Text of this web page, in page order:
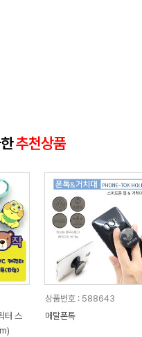
추천상품
터 스
상품번호 : 588643
메탈폰톡